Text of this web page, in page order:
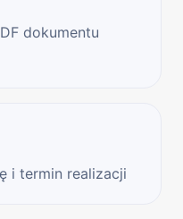
dokumentu
i termin realizacji